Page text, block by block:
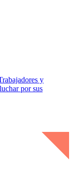
y
por sus